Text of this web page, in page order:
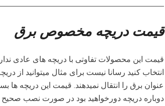
قیمت دریچه مخصوص برق
قیمت این محصولات تفاوتی با دریچه های عادی
انتخاب کنید رسانا نیست برای مثال میتوانید از
عنوان برق را انتقال نمیدهند. قیمت این دریچه ها